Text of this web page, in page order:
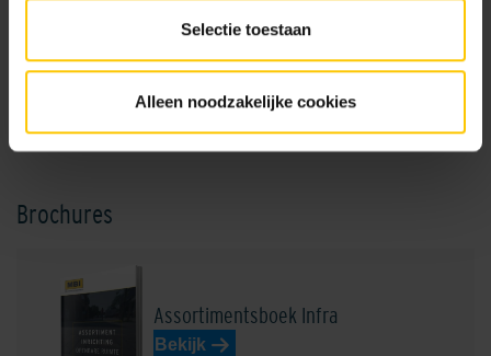
Selectie toestaan
Alleen noodzakelijke cookies
Brochures
Assortimentsboek Infra
Bekijk